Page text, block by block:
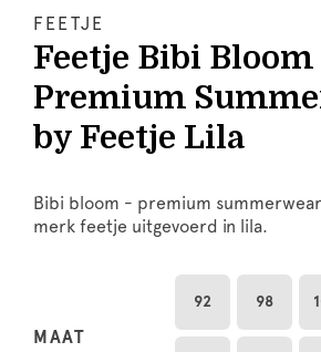
FEETJE
Feetje Bibi Bloom
Premium
by Feetje Lila
Bibi bloom - premium
merk feetje uitgevoerd in lila.
MAAT
92 98